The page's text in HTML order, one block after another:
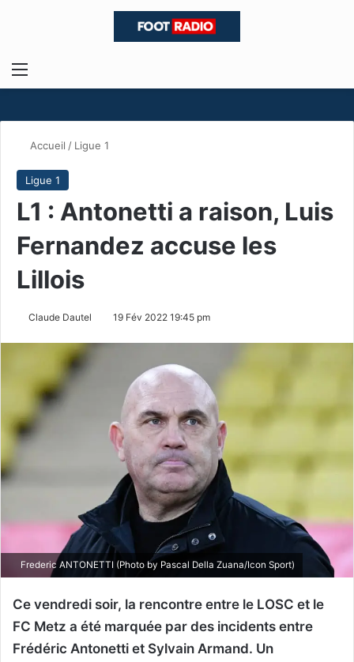
Menu
Accueil / Ligue 1
Ligue 1
L1 : Antonetti a raison, Luis
Fernandez accuse les
Lillois
Claude Dautel 19 Fév 2022 19:45 pm
Frederic ANTONETTI (Photo by Pascal Della Zuana/Icon Sport)
Ce vendredi soir, la rencontre entre le LOSC et le
FC Metz a été marquée par des incidents entre
Frédéric Antonetti et Sylvain Armand. Un